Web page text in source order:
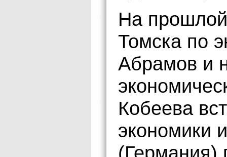
На
Томска по
Абрамов и
Кобеева
экономики